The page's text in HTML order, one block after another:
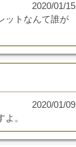
2020/01/15
ットなんて誰が
2020/01/09
。